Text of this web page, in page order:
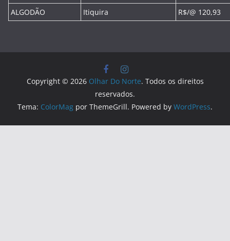
ALGODÃO
Itiquira R$/@ 120,93
Copyright © 2026 Olhar Do Norte. Todos os direitos
reservados.
Tema: ColorMag por ThemeGrill. Powered by WordPress.